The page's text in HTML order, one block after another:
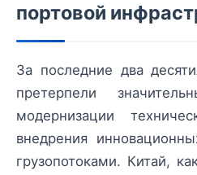
портовой
За последние два
претерпели
модернизации
внедрения
грузопотоками. Китай,